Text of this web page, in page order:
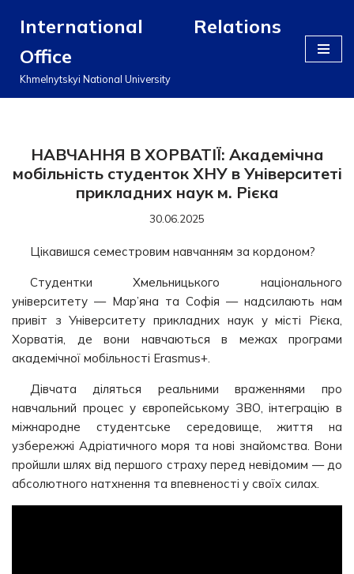
до
вмісту
International Relations
Office
Khmelnytskyi National University
НАВЧАННЯ В ХОРВАТІЇ: Академічна
мобільність студенток ХНУ в Університеті
прикладних наук м. Рієка
30.06.2025
Цікавишся семестровим навчанням за кордоном?
Студентки Хмельницького національного
університету — Мар’яна та Софія — надсилають нам
привіт з Університету прикладних наук у місті Рієка,
Хорватія, де вони навчаються в межах програми
академічної мобільності Erasmus+.
Дівчата діляться реальними враженнями про
навчальний процес у європейському ЗВО, інтеграцію в
міжнародне студентське середовище, життя на
узбережжі Адріатичного моря та нові знайомства. Вони
пройшли шлях від першого страху перед невідомим — до
абсолютного натхнення та впевненості у своїх силах.